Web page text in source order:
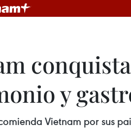
y
Vietnam por sus